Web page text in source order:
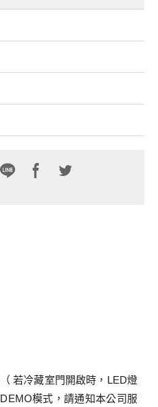
若冷藏室門開啟時，LED燈
模式，請通知本公司服